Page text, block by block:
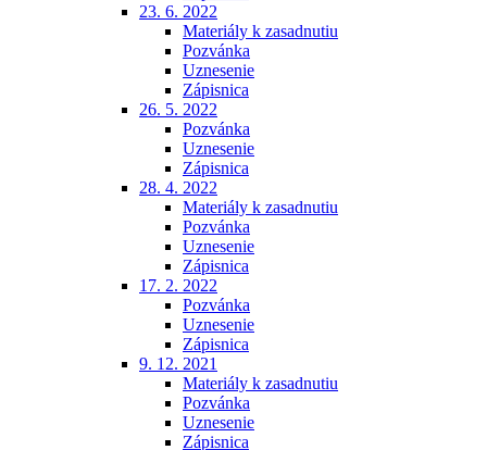
23. 6. 2022
Materiály k zasadnutiu
Pozvánka
Uznesenie
Zápisnica
26. 5. 2022
Pozvánka
Uznesenie
Zápisnica
28. 4. 2022
Materiály k zasadnutiu
Pozvánka
Uznesenie
Zápisnica
17. 2. 2022
Pozvánka
Uznesenie
Zápisnica
9. 12. 2021
Materiály k zasadnutiu
Pozvánka
Uznesenie
Zápisnica